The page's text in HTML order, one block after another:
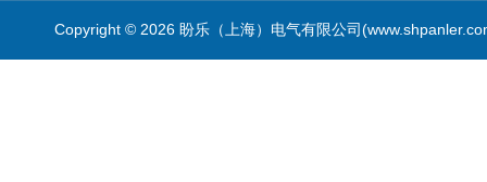
Copyright © 2026 盼乐（上海）电气有限公司